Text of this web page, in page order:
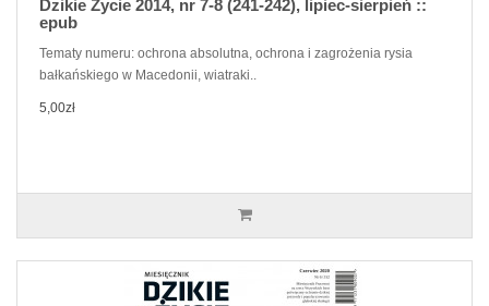
Dzikie Życie 2014, nr 7-8 (241-242), lipiec-sierpień ::
epub
Tematy numeru: ochrona absolutna, ochrona i zagrożenia rysia
bałkańskiego w Macedonii, wiatraki..
5,00zł